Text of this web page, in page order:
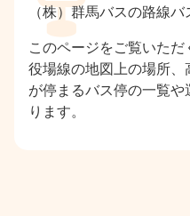
（株）群馬バスの路線バ
このページをご覧いた
役場線の地図上の場所
が停まるバス停の一覧
ります。